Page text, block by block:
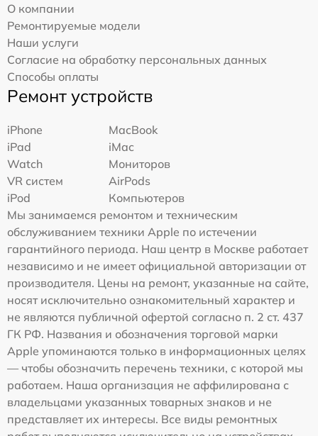
О компании
Ремонтируемые модели
Наши услуги
Согласие на обработку персональных данных
Способы оплаты
Ремонт устройств
iPhone
MacBook
iPad
iMac
Watch
Мониторов
VR систем
AirPods
iPod
Компьютеров
Мы занимаемся ремонтом и техническим
обслуживанием техники Apple по истечении
гарантийного периода. Наш центр в Москве работает
независимо и не имеет официальной авторизации от
производителя. Цены на ремонт, указанные на сайте,
носят исключительно ознакомительный характер и
не являются публичной офертой согласно п. 2 ст. 437
ГК РФ. Названия и обозначения торговой марки
Apple упоминаются только в информационных целях
— чтобы обозначить перечень техники, с которой мы
работаем. Наша организация не аффилирована с
владельцами указанных товарных знаков и не
представляет их интересы. Все виды ремонтных